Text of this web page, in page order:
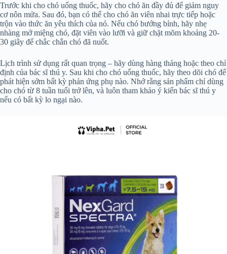
Trước khi cho chó uống thuốc, hãy cho chó ăn đầy đủ để giảm nguy
cơ nôn mửa. Sau đó, bạn có thể cho chó ăn viên nhai trực tiếp hoặc
trộn vào thức ăn yêu thích của nó. Nếu chó bướng bỉnh, hãy nhẹ
nhàng mở miệng chó, đặt viên vào lưỡi và giữ chặt mõm khoảng 20-
30 giây để chắc chắn chó đã nuốt.
Lịch trình sử dụng rất quan trọng – hãy dùng hàng tháng hoặc theo chỉ
định của bác sĩ thú y. Sau khi cho chó uống thuốc, hãy theo dõi chó để
phát hiện sớm bất kỳ phản ứng phụ nào. Nhớ rằng sản phẩm chỉ dùng
cho chó từ 8 tuần tuổi trở lên, và luôn tham khảo ý kiến bác sĩ thú y
nếu có bất kỳ lo ngại nào.